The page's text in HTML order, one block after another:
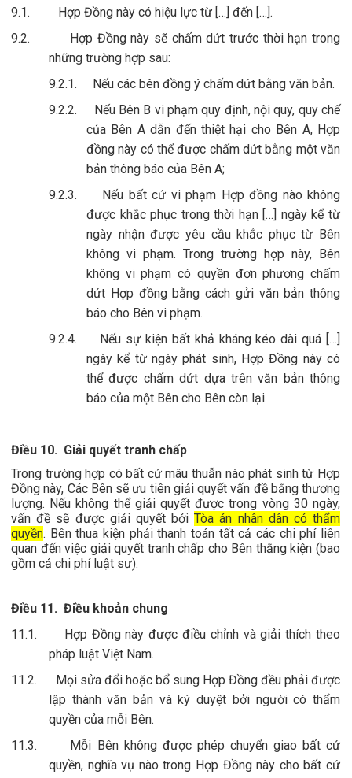
9.1.
Hợp Đồng này có hiệu lực từ […] đến […].
9.2.
Hợp Đồng này sẽ chấm dứt trước thời hạn trong
những trường hợp sau:
9.2.1.
Nếu các bên đồng ý chấm dứt bằng văn bản.
9.2.2.
Nếu Bên B vi phạm quy định, nội quy, quy chế
của Bên A dẫn đến thiệt hại cho Bên A, Hợp
đồng này có thể được chấm dứt bằng một văn
bản thông báo của Bên A;
9.2.3.
Nếu bất cứ vi phạm Hợp đồng nào không
được khắc phục trong thời hạn […] ngày kể từ
ngày nhận được yêu cầu khắc phục từ Bên
không vi phạm. Trong trường hợp này, Bên
không vi phạm có quyền đơn phương chấm
dứt Hợp đồng bằng cách gửi văn bản thông
báo cho Bên vi phạm.
9.2.4.
Nếu sự kiện bất khả kháng kéo dài quá […]
ngày kể từ ngày phát sinh, Hợp Đồng này có
thể được chấm dứt dựa trên văn bản thông
báo của một Bên cho Bên còn lại.
Điều 10. Giải quyết tranh chấp
Trong trường hợp có bất cứ mâu thuẫn nào phát sinh từ Hợp
Đồng này, Các Bên sẽ ưu tiên giải quyết vấn đề bằng thương
lượng. Nếu không thể giải quyết được trong vòng 30 ngày,
vấn đề sẽ được giải quyết bởi Tòa án nhân dân có thẩm
quyền. Bên thua kiện phải thanh toán tất cả các chi phí liên
quan đến việc giải quyết tranh chấp cho Bên thắng kiện (bao
gồm cả chi phí luật sư).
Điều 11. Điều khoản chung
11.1.
Hợp Đồng này được điều chỉnh và giải thích theo
pháp luật Việt Nam.
11.2.
Mọi sửa đổi hoặc bổ sung Hợp Đồng đều phải được
lập thành văn bản và ký duyệt bởi người có thẩm
quyền của mỗi Bên.
11.3.
Mỗi Bên không được phép chuyển giao bất cứ
quyền, nghĩa vụ nào trong Hợp Đồng này cho bất cứ